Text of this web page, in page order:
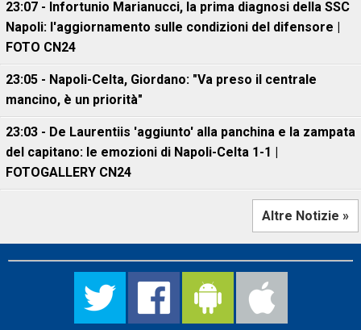
23:07 - Infortunio Marianucci, la prima diagnosi della SSC
Napoli: l'aggiornamento sulle condizioni del difensore |
FOTO CN24
23:05 - Napoli-Celta, Giordano: "Va preso il centrale
mancino, è un priorità"
23:03 - De Laurentiis 'aggiunto' alla panchina e la zampata
del capitano: le emozioni di Napoli-Celta 1-1 |
FOTOGALLERY CN24
Altre Notizie »